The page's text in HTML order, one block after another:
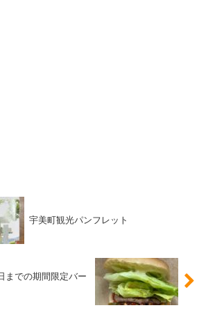
宇美町観光パンフレット
までの期間限定バー